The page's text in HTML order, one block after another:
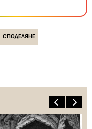
СПОДЕЛЯНЕ